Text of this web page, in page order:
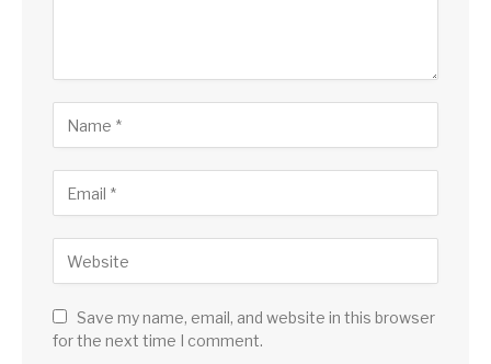
Save my name, email, and website in this browser
for the next time I comment.